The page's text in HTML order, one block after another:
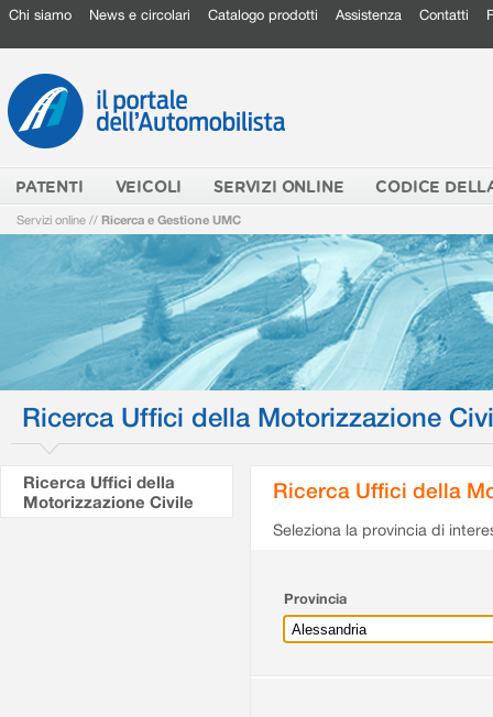
Chi siamo News e circolari Catalogo prodotti Assistenza Contatti
PATENTI VEICOLI SERVIZI ONLINE CODICE
Servizi online // Ricerca e Gestione UMC
Ricerca Uffici della Motorizzazione
Ricerca Uffici della
Motorizzazione Civile
Ricerca Uffici della
Seleziona la provincia di
Provincia